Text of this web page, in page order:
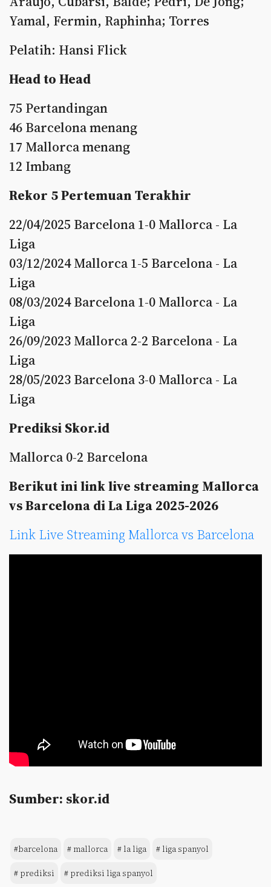
Yamal, Fermin, Raphinha; Torres
Pelatih: Hansi Flick
Head to Head
75 Pertandingan
46 Barcelona menang
17 Mallorca menang
12 Imbang
Rekor 5 Pertemuan Terakhir
22/04/2025 Barcelona 1-0 Mallorca - La
Liga
03/12/2024 Mallorca 1-5 Barcelona - La
Liga
08/03/2024 Barcelona 1-0 Mallorca - La
Liga
26/09/2023 Mallorca 2-2 Barcelona - La
Liga
28/05/2023 Barcelona 3-0 Mallorca - La
Liga
Prediksi Skor.id
Mallorca 0-2 Barcelona
Berikut ini link live streaming Mallorca
vs Barcelona di La Liga 2025-2026
Link Live Streaming Mallorca vs Barcelona
Sumber: skor.id
#barcelona # mallorca # la liga # liga spanyol
# prediksi # prediksi liga spanyol